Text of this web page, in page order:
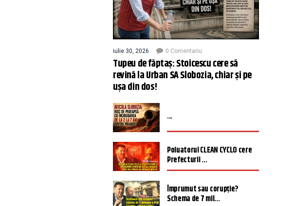
iulie 30, 2026 0 Comentariu
Tupeu de făptaș: Stoicescu cere să
revină la Urban SA Slobozia, chiar și pe
ușa din dos!
...
Poluatorul CLEAN CYCLO cere
Prefecturii ...
Împrumut sau corupție?
Schema de 7 mil...